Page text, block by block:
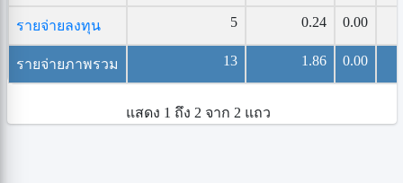
รายจ่ายลงทุน 5 0.24 0.00
รายจ่ายภาพรวม 13 1.86 0.00
แสดง 1 ถึง 2 จาก 2 แถว